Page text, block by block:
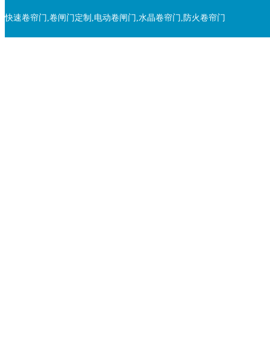
快速卷帘门,卷闸门定制,电动卷闸门,水晶卷帘门,防火卷帘门